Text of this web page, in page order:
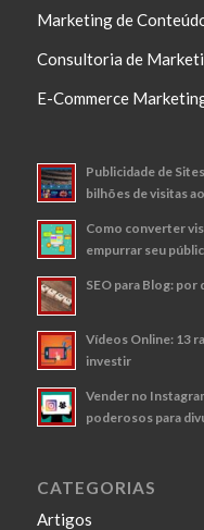
Marketing de
Consultoria de
E-Commerce
Publicidade de
bilhões de visitas
Como converter
empurrar seu
SEO para Blog:
Vídeos Online: 13
investir
Vender no
poderosos para
CATEGORIAS
Artigos